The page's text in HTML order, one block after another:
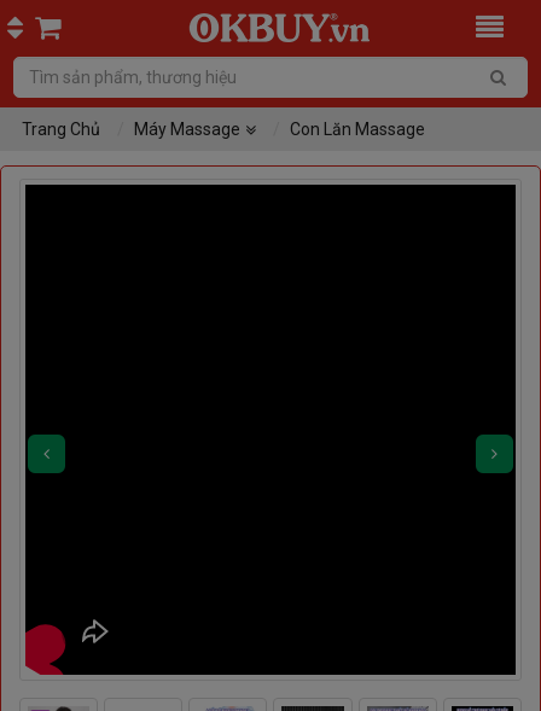
Trang Chủ Máy Massage Con Lăn Massage